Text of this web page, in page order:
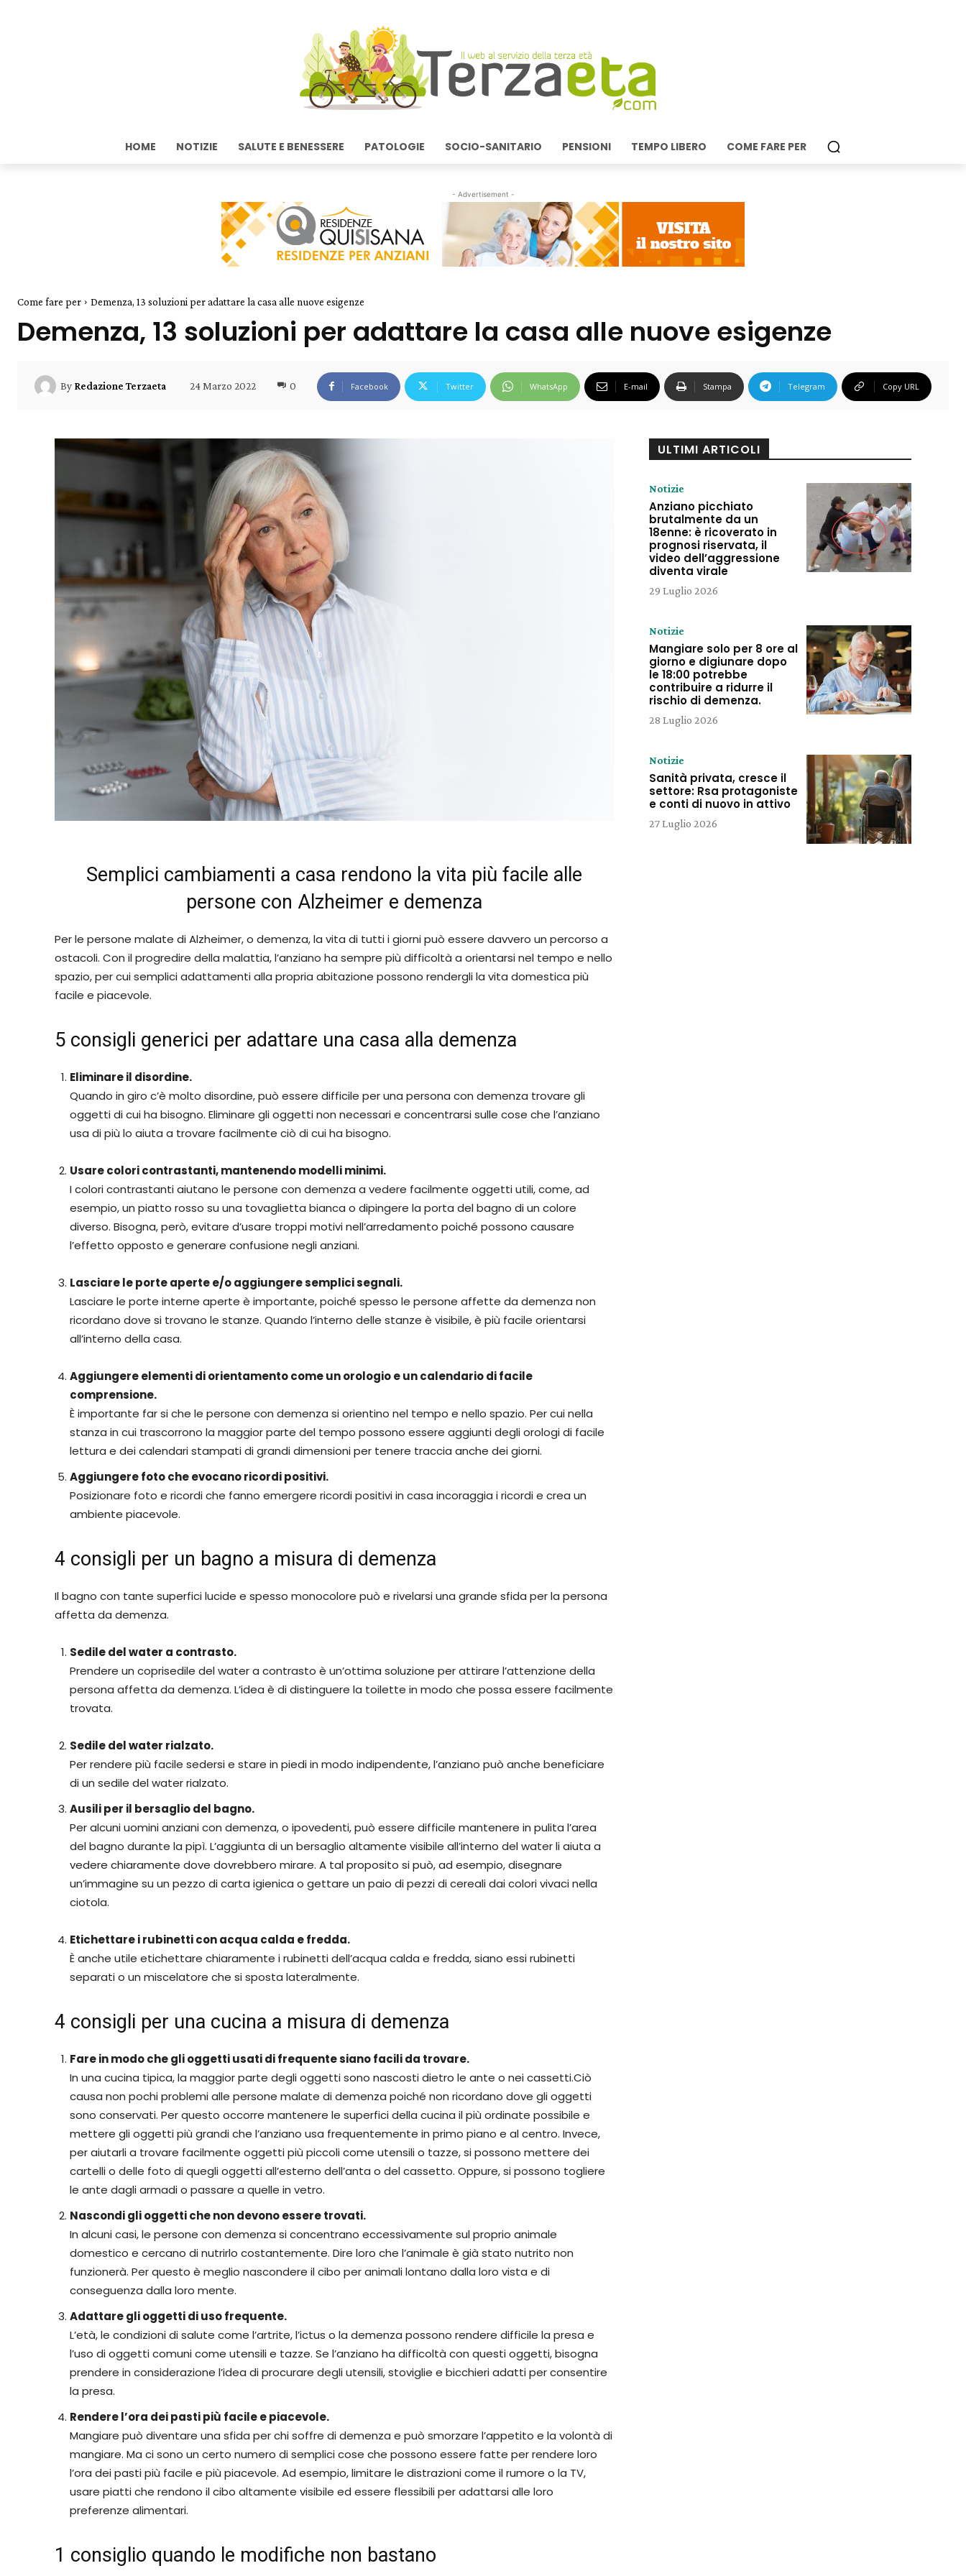
HOME NOTIZIE SALUTE E BENESSERE PATOLOGIE SOCIO-SANITARIO PENSIONI TEMPO LIBERO COME FARE PER
- Advertisement -
Come fare per Demenza, 13 soluzioni per adattare la casa alle nuove esigenze
Demenza, 13 soluzioni per adattare la casa alle nuove esigenze
By Redazione Terzaeta 24 Marzo 2022 0 Facebook Twitter WhatsApp E-mail Stampa Telegram Copy URL
Semplici cambiamenti a casa rendono la vita più facile alle
persone con Alzheimer e demenza
Per le persone malate di Alzheimer, o demenza, la vita di tutti i giorni può essere davvero un percorso a
ostacoli. Con il progredire della malattia, l’anziano ha sempre più difficoltà a orientarsi nel tempo e nello
spazio, per cui semplici adattamenti alla propria abitazione possono rendergli la vita domestica più
facile e piacevole.
5 consigli generici per adattare una casa alla demenza
Eliminare il disordine.
Quando in giro c’è molto disordine, può essere difficile per una persona con demenza trovare gli
oggetti di cui ha bisogno. Eliminare gli oggetti non necessari e concentrarsi sulle cose che l’anziano
usa di più lo aiuta a trovare facilmente ciò di cui ha bisogno.
Usare colori contrastanti, mantenendo modelli minimi.
I colori contrastanti aiutano le persone con demenza a vedere facilmente oggetti utili, come, ad
esempio, un piatto rosso su una tovaglietta bianca o dipingere la porta del bagno di un colore
diverso. Bisogna, però, evitare d’usare troppi motivi nell’arredamento poiché possono causare
l’effetto opposto e generare confusione negli anziani.
Lasciare le porte aperte e/o aggiungere semplici segnali.
Lasciare le porte interne aperte è importante, poiché spesso le persone affette da demenza non
ricordano dove si trovano le stanze. Quando l’interno delle stanze è visibile, è più facile orientarsi
all’interno della casa.
Aggiungere elementi di orientamento come un orologio e un calendario di facile
comprensione.
È importante far si che le persone con demenza si orientino nel tempo e nello spazio. Per cui nella
stanza in cui trascorrono la maggior parte del tempo possono essere aggiunti degli orologi di facile
lettura e dei calendari stampati di grandi dimensioni per tenere traccia anche dei giorni.
Aggiungere foto che evocano ricordi positivi.
Posizionare foto e ricordi che fanno emergere ricordi positivi in ​​casa incoraggia i ricordi e crea un
ambiente piacevole.
4 consigli per un bagno a misura di demenza
Il bagno con tante superfici lucide e spesso monocolore può e rivelarsi una grande sfida per la persona
affetta da demenza.
Sedile del water a contrasto.
Prendere un coprisedile del water a contrasto è un’ottima soluzione per attirare l’attenzione della
persona affetta da demenza. L’idea è di distinguere la toilette in modo che possa essere facilmente
trovata.
Sedile del water rialzato.
Per rendere più facile sedersi e stare in piedi in modo indipendente, l’anziano può anche beneficiare
di un sedile del water rialzato.
Ausili per il bersaglio del bagno.
Per alcuni uomini anziani con demenza, o ipovedenti, può essere difficile mantenere in pulita l’area
del bagno durante la pipì. L’aggiunta di un bersaglio altamente visibile all’interno del water li aiuta a
vedere chiaramente dove dovrebbero mirare. A tal proposito si può, ad esempio, disegnare
un’immagine su un pezzo di carta igienica o gettare un paio di pezzi di cereali dai colori vivaci nella
ciotola.
Etichettare i rubinetti con acqua calda e fredda.
È anche utile etichettare chiaramente i rubinetti dell’acqua calda e fredda, siano essi rubinetti
separati o un miscelatore che si sposta lateralmente.
4 consigli per una cucina a misura di demenza
Fare in modo che gli oggetti usati di frequente siano facili da trovare.
In una cucina tipica, la maggior parte degli oggetti sono nascosti dietro le ante o nei cassetti.Ciò
causa non pochi problemi alle persone malate di demenza poiché non ricordano dove gli oggetti
sono conservati. Per questo occorre mantenere le superfici della cucina il più ordinate possibile e
mettere gli oggetti più grandi che l’anziano usa frequentemente in primo piano e al centro. Invece,
per aiutarli a trovare facilmente oggetti più piccoli come utensili o tazze, si possono mettere dei
cartelli o delle foto di quegli oggetti all’esterno dell’anta o del cassetto. Oppure, si possono togliere
le ante dagli armadi o passare a quelle in vetro.
Nascondi gli oggetti che non devono essere trovati.
In alcuni casi, le persone con demenza si concentrano eccessivamente sul proprio animale
domestico e cercano di nutrirlo costantemente. Dire loro che l’animale è già stato nutrito non
funzionerà. Per questo è meglio nascondere il cibo per animali lontano dalla loro vista e di
conseguenza dalla loro mente.
Adattare gli oggetti di uso frequente.
L’età, le condizioni di salute come l’artrite, l’ictus o la demenza possono rendere difficile la presa e
l’uso di oggetti comuni come utensili e tazze. Se l’anziano ha difficoltà con questi oggetti, bisogna
prendere in considerazione l’idea di procurare degli utensili, stoviglie e bicchieri adatti per consentire
la presa.
Rendere l’ora dei pasti più facile e piacevole.
Mangiare può diventare una sfida per chi soffre di demenza e può smorzare l’appetito e la volontà di
mangiare. Ma ci sono un certo numero di semplici cose che possono essere fatte per rendere loro
l’ora dei pasti più facile e più piacevole. Ad esempio, limitare le distrazioni come il rumore o la TV,
usare piatti che rendono il cibo altamente visibile ed essere flessibili per adattarsi alle loro
preferenze alimentari.
1 consiglio quando le modifiche non bastano
ULTIMI ARTICOLI
Notizie
Anziano picchiato
brutalmente da un
18enne: è ricoverato in
prognosi riservata, il
video dell’aggressione
diventa virale
29 Luglio 2026
Notizie
Mangiare solo per 8 ore al
giorno e digiunare dopo
le 18:00 potrebbe
contribuire a ridurre il
rischio di demenza.
28 Luglio 2026
Notizie
Sanità privata, cresce il
settore: Rsa protagoniste
e conti di nuovo in attivo
27 Luglio 2026